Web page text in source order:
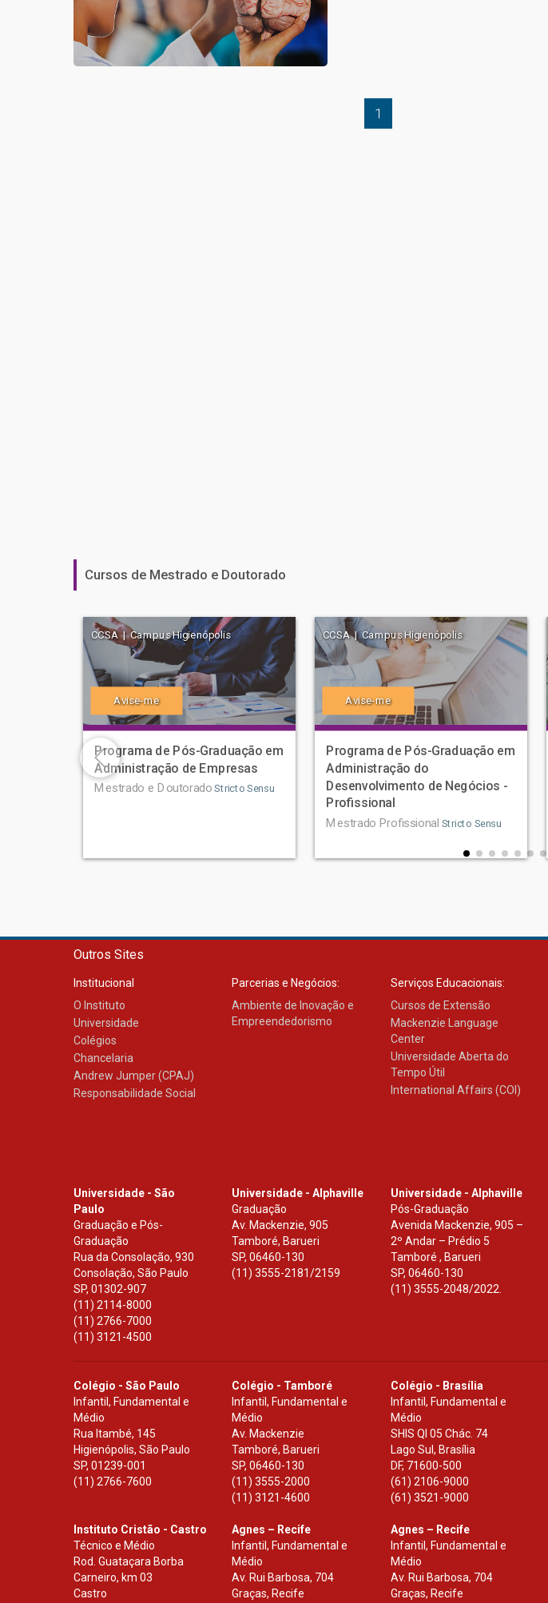
1
Cursos de Mestrado e Doutorado
CCSA | Campus Higienópolis
Avise-me
Programa de Pós-Graduação em
Administração de Empresas
Mestrado e Doutorado Stricto Sensu
CCSA | Campus Higienópolis
Avise-me
Programa de Pós-Graduação em
Administração do
Desenvolvimento de Negócios -
Profissional
Mestrado Profissional Stricto Sensu
Outros Sites
Institucional
O Instituto
Universidade
Colégios
Chancelaria
Andrew Jumper (CPAJ)
Responsabilidade Social
Parcerias e Negócios:
Ambiente de Inovação e
Empreendedorismo
Serviços Educacionais:
Cursos de Extensão
Mackenzie Language
Center
Universidade Aberta do
Tempo Útil
International Affairs (COI)
Universidade - São
Paulo
Graduação e Pós-
Graduação
Rua da Consolação, 930
Consolação, São Paulo
SP, 01302-907
(11) 2114-8000
(11) 2766-7000
(11) 3121-4500
Universidade - Alphaville
Graduação
Av. Mackenzie, 905
Tamboré, Barueri
SP,06460-130
(11) 3555-2181/2159
Universidade - Alphaville
Pós-Graduação
Avenida Mackenzie, 905 –
2º Andar – Prédio 5
Tamboré , Barueri
SP, 06460-130
(11) 3555-2048/2022.
Colégio - São Paulo
Infantil, Fundamental e
Médio
Rua Itambé, 145
Higienópolis, São Paulo
SP, 01239-001
(11) 2766-7600
Colégio - Tamboré
Infantil, Fundamental e
Médio
Av. Mackenzie
Tamboré, Barueri
SP,06460-130
(11) 3555-2000
(11) 3121-4600
Colégio - Brasília
Infantil, Fundamental e
Médio
SHIS Ql 05 Chác. 74
Lago Sul, Brasília
DF, 71600-500
(61) 2106-9000
(61) 3521-9000
Instituto Cristão - Castro
Técnico e Médio
Rod. Guataçara Borba
Carneiro, km 03
Castro
Agnes – Recife
Infantil, Fundamental e
Médio
Av. Rui Barbosa, 704
Graças, Recife
Agnes – Recife
Infantil, Fundamental e
Médio
Av. Rui Barbosa, 704
Graças, Recife